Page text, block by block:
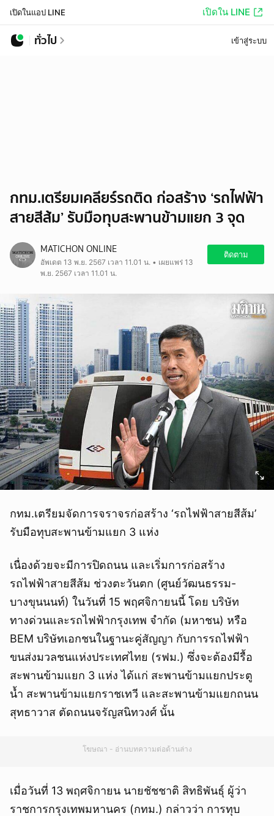
เปิดในแอป LINE เปิดใน LINE
ทั่วไป เข้าสู่ระบบ
กทม.เตรียมเคลียร์รถติด ก่อสร้าง ‘รถไฟฟ้า
สายสีส้ม’ รับมือทุบสะพานข้ามแยก 3 จุด
MATICHON ONLINE
อัพเดต 13 พ.ย. 2567 เวลา 11.01 น. • เผยแพร่ 13
พ.ย. 2567 เวลา 11.01 น.
ติดตาม
กทม.เตรียมจัดการจราจรก่อสร้าง ‘รถไฟฟ้าสายสีส้ม’
รับมือทุบสะพานข้ามแยก 3 แห่ง
เนื่องด้วยจะมีการปิดถนน และเริ่มการก่อสร้าง
รถไฟฟ้าสายสีส้ม ช่วงตะวันตก (ศูนย์วัฒนธรรม-
บางขุนนนท์) ในวันที่ 15 พฤศจิกายนนี้ โดย บริษัท
ทางด่วนและรถไฟฟ้ากรุงเทพ จำกัด (มหาชน) หรือ
BEM บริษัทเอกชนในฐานะคู่สัญญา กับการรถไฟฟ้า
ขนส่งมวลชนแห่งประเทศไทย (รฟม.) ซึ่งจะต้องมีรื้อ
สะพานข้ามแยก 3 แห่ง ได้แก่ สะพานข้ามแยกประตู
น้ำ สะพานข้ามแยกราชเทวี และสะพานข้ามแยกถนน
สุทธาวาส ตัดถนนจรัญสนิทวงศ์ นั้น
โฆษณา - อ่านบทความต่อด้านล่าง
เมื่อวันที่ 13 พฤศจิกายน นายชัชชาติ สิทธิพันธุ์ ผู้ว่า
ราชการกรุงเทพมหานคร (กทม.) กล่าวว่า การทุบ